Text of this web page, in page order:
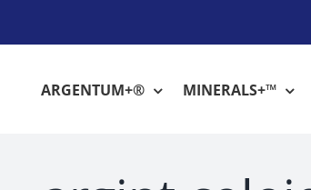
ARGENTUM+® MINERALS+™